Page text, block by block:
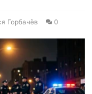
Горбачёв 0